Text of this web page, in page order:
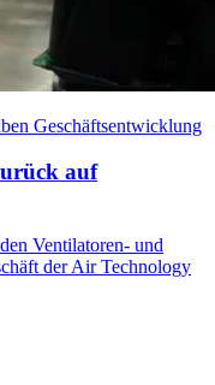
Geschäftsentwicklung
auf
Ventilatoren- und
der Air Technology